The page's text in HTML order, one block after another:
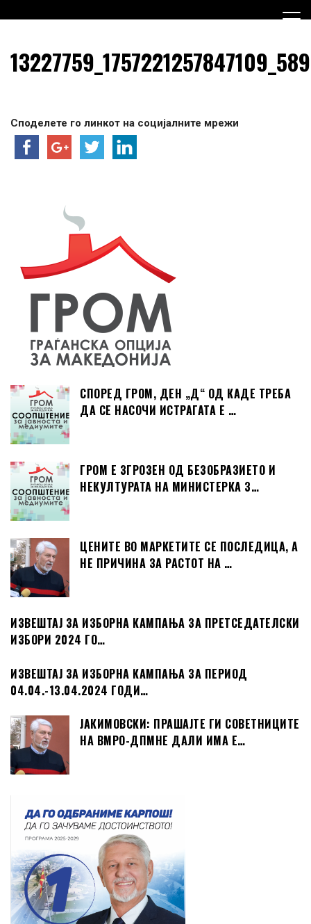
to
Граѓанска Опција за
Македонија
Споделете го линкот на социјалните мрежи
СПОРЕД ГРОМ, ДЕН „Д“ ОД КАДЕ ТРЕБА
ДА СЕ НАСОЧИ ИСТРАГАТА Е …
ГРОМ Е ЗГРОЗЕН ОД БЕЗОБРАЗИЕТО И
НЕКУЛТУРАТА НА МИНИСТЕРКА З…
ЦЕНИТЕ ВО МАРКЕТИТЕ СЕ ПОСЛЕДИЦА, А
НЕ ПРИЧИНА ЗА РАСТОТ НА …
ИЗВЕШТАЈ ЗА ИЗБОРНА КАМПАЊА ЗА ПРЕТСЕДАТЕЛСКИ
ИЗБОРИ 2024 ГО…
ИЗВЕШТАЈ ЗА ИЗБОРНА КАМПАЊА ЗА ПЕРИОД
04.04.-13.04.2024 ГОДИ…
ЈАКИМОВСКИ: ПРАШАЈТЕ ГИ СОВЕТНИЦИТЕ
НА ВМРО-ДПМНЕ ДАЛИ ИМА Е…